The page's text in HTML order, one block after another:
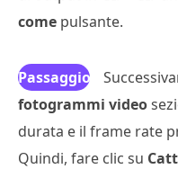
come pulsante.
Passaggio
4
fotogrammi video
durata e il frame rate
Quindi, fare clic su